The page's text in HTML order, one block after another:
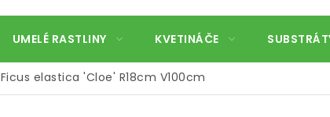
UMELÉ RASTLINY KVETINÁČE
Ficus elastica 'Cloe' R18cm V100cm